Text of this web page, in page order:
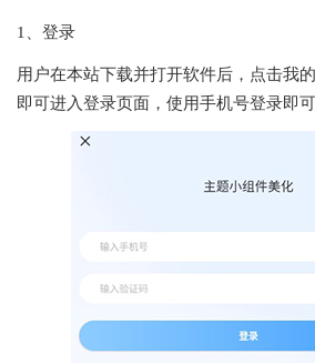
1、登录
用户在本站下载并打开软件后，点击我
即可进入登录页面，使用手机号登录即可